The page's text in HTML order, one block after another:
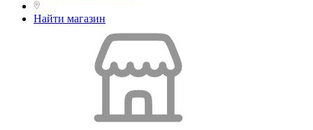
Найти магазин